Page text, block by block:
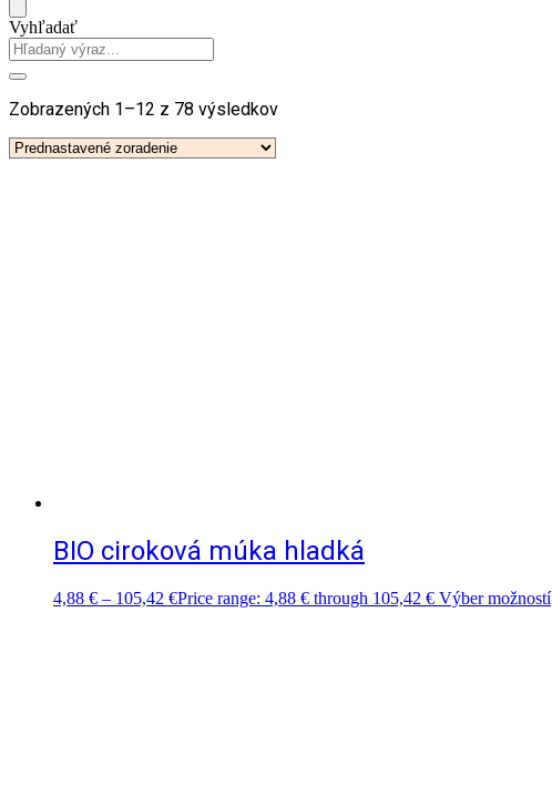
Vyhľadať
Zobrazených 1–12 z 78 výsledkov
BIO ciroková múka hladká
4,88 € – 105,42 €Price range: 4,88 € through 105,42 € Výber možností